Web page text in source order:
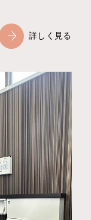
詳しく見る